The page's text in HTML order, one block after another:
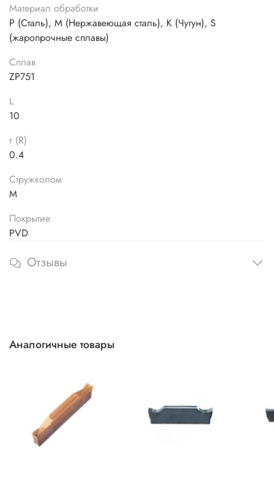
Материал обработки
P (Сталь), M (Нержавеющая сталь), K (Чугун), S
(жаропрочные сплавы)
Сплав
ZP751
L
10
r (R)
0.4
Стружколом
M
Покрытие
PVD
Отзывы
Аналогичные товары